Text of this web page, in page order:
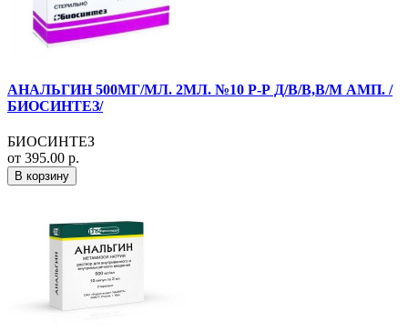
АНАЛЬГИН 500МГ/МЛ. 2МЛ. №10 Р-Р Д/В/В,В/М АМП. /
БИОСИНТЕЗ/
БИОСИНТЕЗ
от 395.00 р.
В корзину